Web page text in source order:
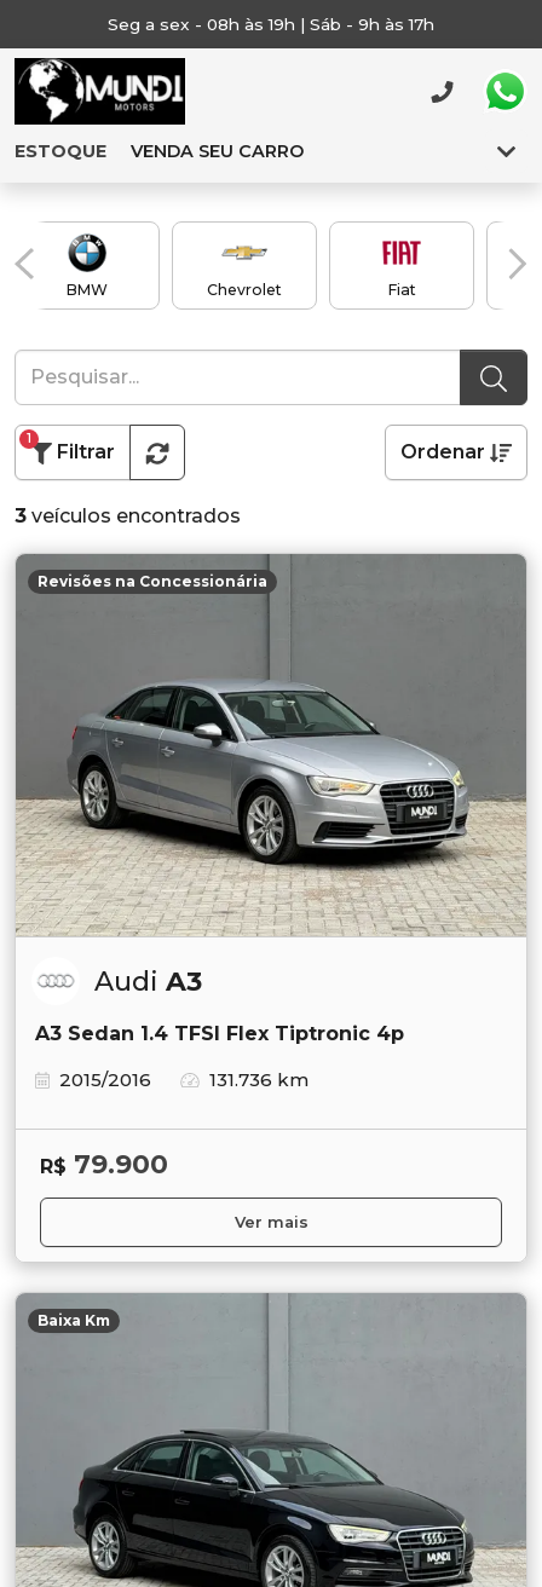
Seg a sex - 08h às 19h | Sáb - 9h às 17h
ESTOQUE VENDA SEU CARRO
BMW Chevrolet Fiat
Filtrar
1
Ordenar
3 veículos encontrados
Revisões na Concessionária
Audi A3
A3 Sedan 1.4 TFSI Flex Tiptronic 4p
2015/2016
131.736 km
R$ 79.900
Ver mais
Baixa Km